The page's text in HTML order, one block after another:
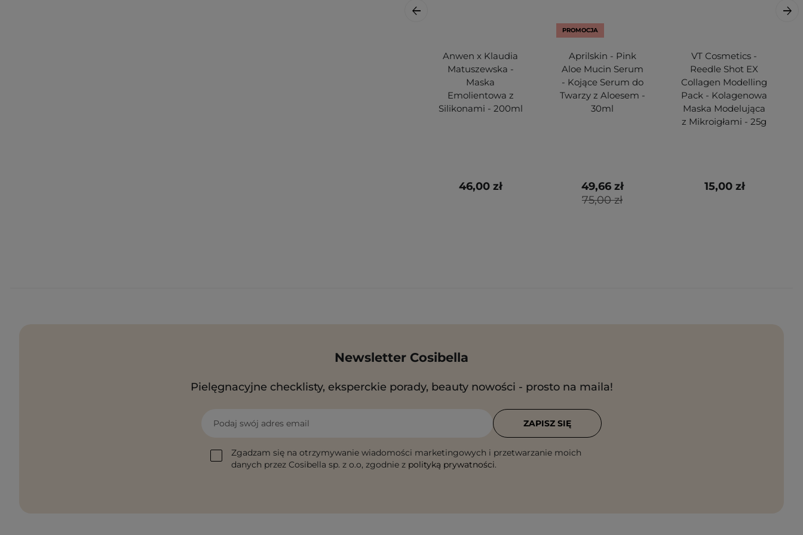
Anwen x Klaudia
Matuszewska -
Maska
Emolientowa z
Silikonami - 200ml
46,00 zł
PROMOCJA
Aprilskin - Pink
Aloe Mucin Serum
- Kojące Serum do
Twarzy z Aloesem -
30ml
75,00 zł
49,66 zł
VT Cosmetics -
Reedle Shot EX
Collagen Modelling
Pack - Kolagenowa
Maska Modelująca
z Mikroigłami - 25g
15,00 zł
Newsletter Cosibella
Pielęgnacyjne checklisty, eksperckie porady, beauty nowości - prosto na maila!
Podaj swój adres email
Zgadzam się na otrzymywanie wiadomości marketingowych i przetwarzanie moich
danych przez Cosibella sp. z o.o, zgodnie z polityką prywatności.
ZAPISZ SIĘ